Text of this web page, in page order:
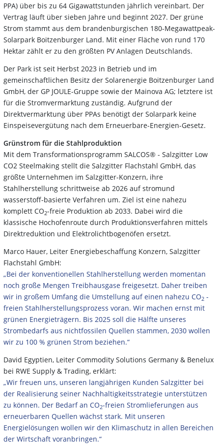
PPA) über bis zu 64 Gigawattstunden jährlich vereinbart. Der
Vertrag läuft über sieben Jahre und beginnt 2027. Der grüne
Strom stammt aus dem brandenburgischen 180-Megawattpeak-
Solarpark Boitzenburger Land. Mit einer Fläche von rund 170
Hektar zählt er zu den größten PV Anlagen Deutschlands.
Der Park ist seit Herbst 2023 in Betrieb und im
gemeinschaftlichen Besitz der Solarenergie Boitzenburger Land
GmbH, der GP JOULE-Gruppe sowie der Mainova AG; letztere ist
für die Stromvermarktung zuständig. Aufgrund der
Direktvermarktung über PPAs benötigt der Solarpark keine
Einspeisevergütung nach dem Erneuerbare-Energien-Gesetz.
Grünstrom für die Stahlproduktion
Mit dem Transformationsprogramm SALCOS® - Salzgitter Low
CO2 Steelmaking stellt die Salzgitter Flachstahl GmbH, das
größte Unternehmen im Salzgitter-Konzern, ihre
Stahlherstellung schrittweise ab 2026 auf stromund
wasserstoff-basierte Verfahren um. Ziel ist eine nahezu
komplett CO2-freie Produktion ab 2033. Dabei wird die
klassische Hochofenroute durch Produktionsverfahren mittels
Direktreduktion und Elektrolichtbogenöfen ersetzt.
Marco Hauer, Leiter Energiebeschaffung Konzern, Salzgitter
Flachstahl GmbH:
„Bei der konventionellen Stahlherstellung werden momentan
noch große Mengen Treibhausgase freigesetzt. Daher treiben
wir in großem Umfang die Umstellung auf einen nahezu CO2 -
freien Stahlherstellungsprozess voran. Wir machen ernst mit
grünen Energieträgern. Bis 2025 soll die Hälfte unseres
Strombedarfs aus nichtfossilen Quellen stammen, 2030 wollen
wir zu 100 % grünen Strom beziehen.“
David Egyptien, Leiter Commodity Solutions Germany & Benelux
bei RWE Supply & Trading, erklärt:
„Wir freuen uns, unseren langjährigen Kunden Salzgitter bei
der Realisierung seiner Nachhaltigkeitsstrategie unterstützen
zu können. Der Bedarf an CO2-freien Stromlieferungen aus
erneuerbaren Quellen wächst stark. Mit unseren
Energielösungen wollen wir den Klimaschutz in allen Bereichen
der Wirtschaft voranbringen.“